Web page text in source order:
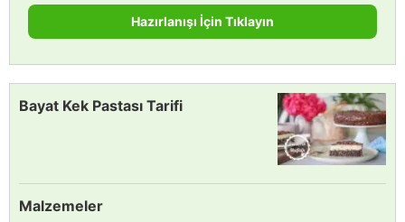
Hazırlanışı İçin Tıklayın
Bayat Kek Pastası Tarifi
Malzemeler